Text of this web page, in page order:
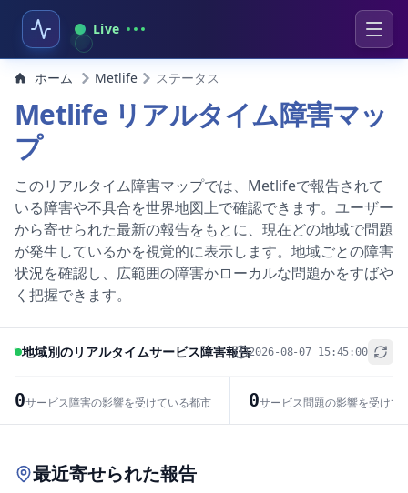
Live
ホーム Metlife ステータス
Metlife リアルタイム障害マッ
プ
このリアルタイム障害マップでは、Metlifeで報告されて
いる障害や不具合を世界地図上で確認できます。ユーザー
から寄せられた最新の報告をもとに、現在どの地域で問題
が発生しているかを視覚的に表示します。地域ごとの障害
状況を確認し、広範囲の障害かローカルな問題かをすばや
く把握できます。
地域別のリアルタイムサービス障害報告2026-08-07 15:45:00
0サービス障害の影響を受けている都市 0サービス問題の影響を受けて
+
最近寄せられた報告